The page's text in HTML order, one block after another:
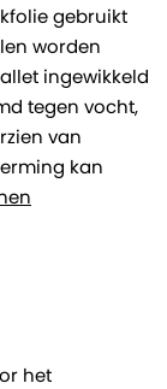
gebruikt
worden
ingewikkeld
tegen vocht,
van
kan
het